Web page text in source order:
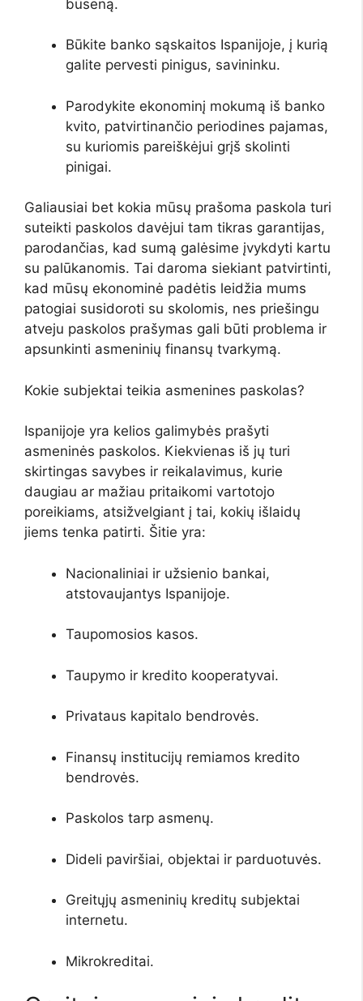
būseną.
Būkite banko sąskaitos Ispanijoje, į kurią
galite pervesti pinigus, savininku.
Parodykite ekonominį mokumą iš banko
kvito, patvirtinančio periodines pajamas,
su kuriomis pareiškėjui grįš skolinti
pinigai.
Galiausiai bet kokia mūsų prašoma paskola turi
suteikti paskolos davėjui tam tikras garantijas,
parodančias, kad sumą galėsime įvykdyti kartu
su palūkanomis. Tai daroma siekiant patvirtinti,
kad mūsų ekonominė padėtis leidžia mums
patogiai susidoroti su skolomis, nes priešingu
atveju paskolos prašymas gali būti problema ir
apsunkinti asmeninių finansų tvarkymą.
Kokie subjektai teikia asmenines paskolas?
Ispanijoje yra kelios galimybės prašyti
asmeninės paskolos. Kiekvienas iš jų turi
skirtingas savybes ir reikalavimus, kurie
daugiau ar mažiau pritaikomi vartotojo
poreikiams, atsižvelgiant į tai, kokių išlaidų
jiems tenka patirti. Šitie yra:
Nacionaliniai ir užsienio bankai,
atstovaujantys Ispanijoje.
Taupomosios kasos.
Taupymo ir kredito kooperatyvai.
Privataus kapitalo bendrovės.
Finansų institucijų remiamos kredito
bendrovės.
Paskolos tarp asmenų.
Dideli paviršiai, objektai ir parduotuvės.
Greitųjų asmeninių kreditų subjektai
internetu.
Mikrokreditai.